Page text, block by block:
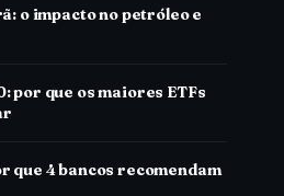
o impacto no petróleo e
por que os maiores ETFs
que 4 bancos recomendam